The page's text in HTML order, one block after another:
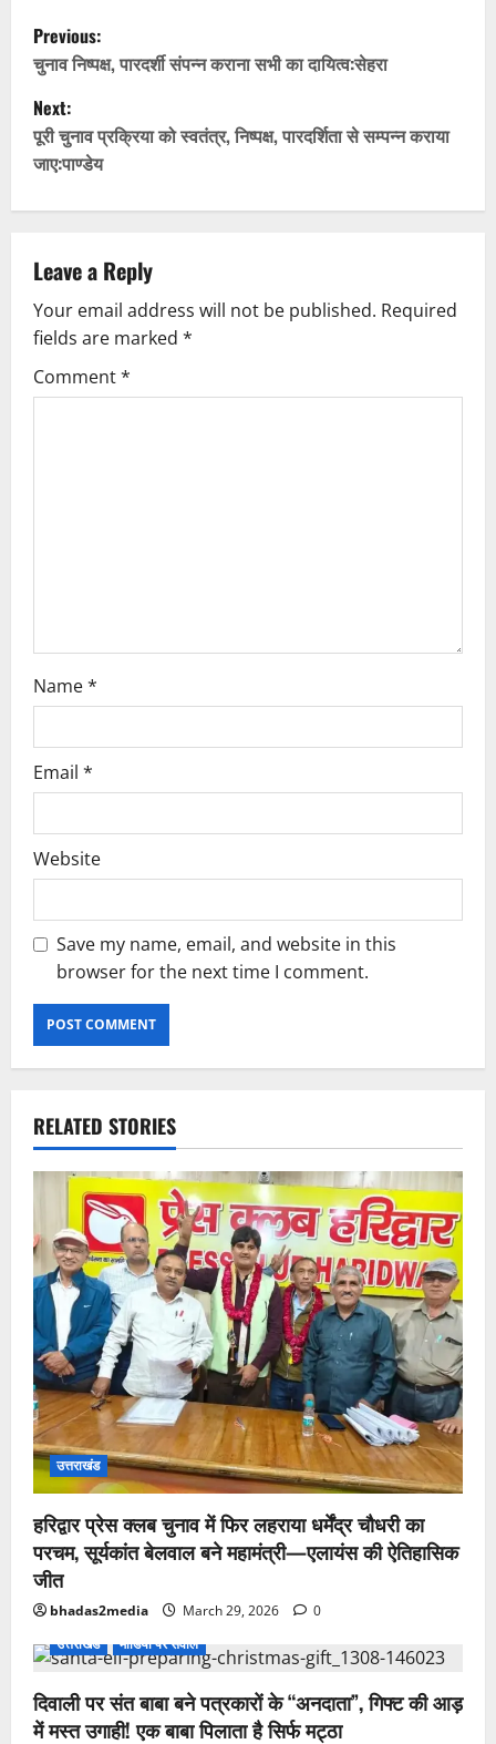
P
o
s
t
n
a
v
i
g
Previous:
चुनाव निष्पक्ष, पारदर्शी संपन्न कराना सभी का दायित्व:सेहरा
Next:
पूरी चुनाव प्रक्रिया को स्वतंत्र, निष्पक्ष, पारदर्शिता से सम्पन्न कराया
जाए:पाण्डेय
Leave a Reply
Your email address will not be published. Required
fields are marked *
Comment*
Name*
Email *
Website
Save my name, email, and website in this
browser for the next time I comment.
RELATED STORIES
उत्तराखंड
हरिद्वार प्रेस क्लब चुनाव में फिर लहराया धर्मेंद्र चौधरी का
परचम, सूर्यकांत बेलवाल बने महामंत्री—एलायंस की ऐतिहासिक
जीत
bhadas2media March 29, 2026
0
उत्तराखंड
मीडिया पर सवाल
दिवाली पर संत बाबा बने पत्रकारों के “अनदाता”, गिफ्ट की आड़
में मस्त उगाही! एक बाबा पिलाता है सिर्फ मट्ठा